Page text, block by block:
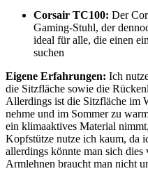
Corsair TC100: Der
Gaming-Stuhl, der
ideal für alle, die einen
suchen
Eigene Erfahrungen: Ich
die Sitzfläche sowie die
Allerdings ist die Sitzfläche im
nehme und im Sommer zu
ein klimaaktives Material
Kopfstütze nutze ich kaum, da
allerdings könnte man sich
Armlehnen braucht man nicht